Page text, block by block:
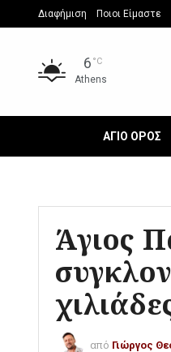
Διαφήμιση Ποιοι Είμαστε
6 °C
Athens
ΑΓΙΟ ΟΡΟΣ
Άγιος
από Γιώργος